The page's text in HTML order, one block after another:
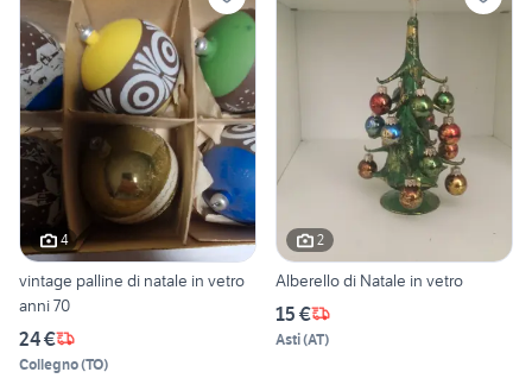
4
vintage palline di natale in vetro
anni 70
24 €
Collegno(TO)
2
Alberello di Natale in vetro
15 €
Asti(AT)